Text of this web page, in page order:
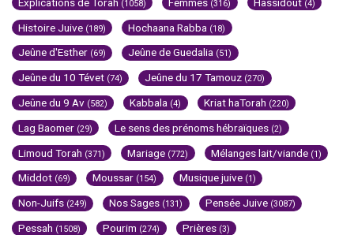
(1058) (316) (4)
Histoire Juive (189) Hochaana Rabba (18)
Jeûne d'Esther (69) Jeûne de Guedalia (51)
Jeûne du 10 Tévet (74) Jeûne du 17 Tamouz (270)
Jeûne du 9 Av (582) Kabbala (4) Kriat haTorah (220)
Lag Baomer (29) Le sens des prénoms hébraïques (2)
Limoud Torah (371) Mariage (772) Mélanges lait/viande (1)
Middot (69) Moussar (154) Musique juive (1)
Non-Juifs (249) Nos Sages (131) Pensée Juive (3087)
Pessah (1508) Pourim (274) Prières (3)